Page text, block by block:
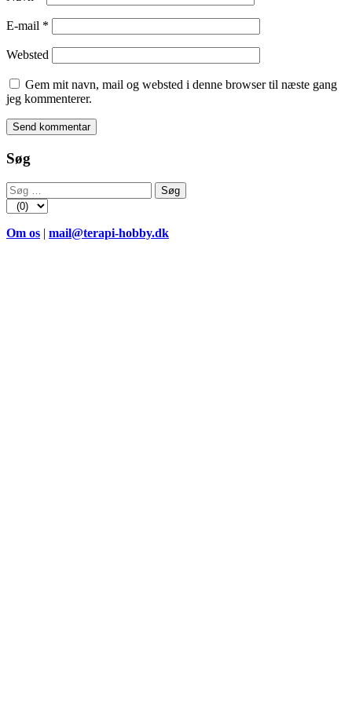
E-mail *
Websted
Gem mit navn, mail og websted i denne browser til næste gang
jeg kommenterer.
Søg
Søg
efter:
Om os | mail@terapi-hobby.dk